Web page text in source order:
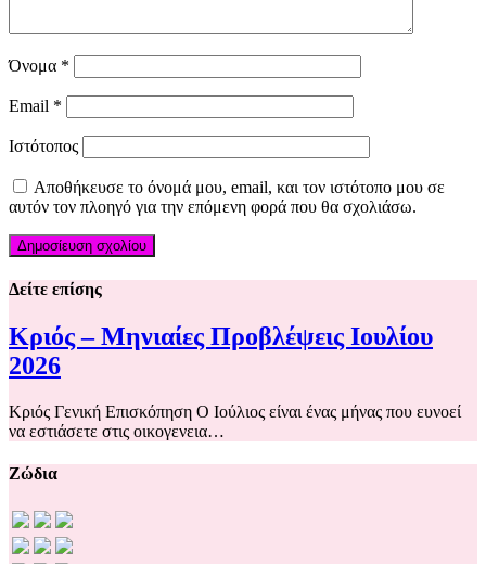
Όνομα *
Email *
Ιστότοπος
Αποθήκευσε το όνομά μου, email, και τον ιστότοπο μου σε
αυτόν τον πλοηγό για την επόμενη φορά που θα σχολιάσω.
Δείτε επίσης
Κριός – Μηνιαίες Προβλέψεις Ιουλίου
2026
Κριός Γενική Επισκόπηση Ο Ιούλιος είναι ένας μήνας που ευνοεί
να εστιάσετε στις οικογενεια…
Ζώδια